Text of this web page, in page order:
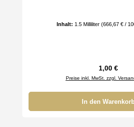
Inhalt: 1.5 Milliliter (666,67 € /
Regulärer
1,00 €
Preise inkl. MwSt. zzgl.
In den